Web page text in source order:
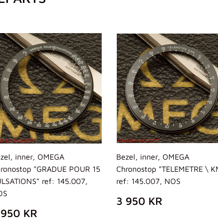
inner, OMEGA
"GRADUE POUR 15
ref: 145.007,
KR
Bezel, inner, OMEGA
Chronostop "TELEMETRE \
ref: 145.007, NOS
PREZZO
DI
3 950 KR